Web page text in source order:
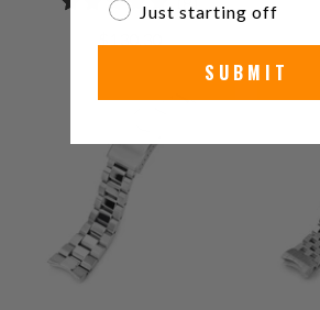
レ
ュ
Just starting off
SUBMIT